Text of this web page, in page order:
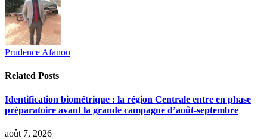
Prudence Afanou
Related Posts
Identification biométrique : la région Centrale entre en phase
préparatoire avant la grande campagne d’août-septembre
août 7, 2026